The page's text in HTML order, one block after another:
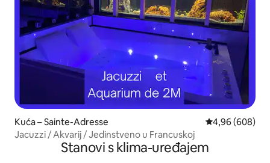
Kuća – Sainte-Adresse Prosječna
4,96 (608)
Jacuzzi / Akvarij / Jedinstveno u Francuskoj
Stanovi s klima-uređajem